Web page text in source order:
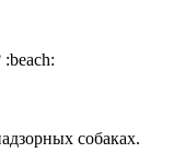
:beach:
собаках.